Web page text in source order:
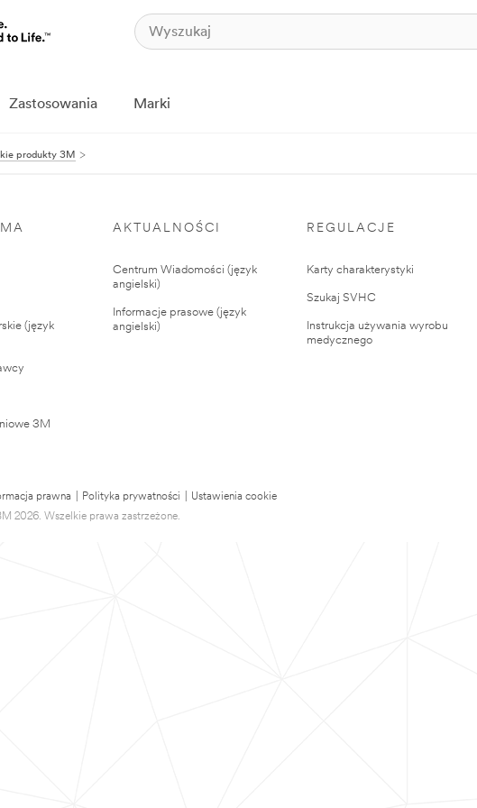
Zastosowania Marki
produkty 3M
(język
3M
AKTUALNOŚCI
Centrum Wiadomości (język
angielski)
Informacje prasowe (język
angielski)
REGULACJE
Karty charakterystyki
Szukaj SVHC
Instrukcja używania wyrobu
medycznego
prawna Polityka prywatności
Ustawienia cookie
2026. Wszelkie prawa zastrzeżone.